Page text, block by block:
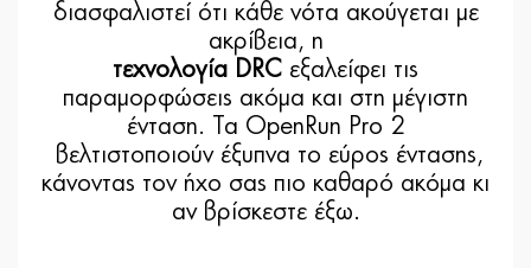
διασφαλιστεί ότι κάθε νότα ακούγεται με
ακρίβεια, η
τεχνολογία DRC εξαλείφει τις
παραμορφώσεις ακόμα και στη μέγιστη
ένταση. Τα OpenRun Pro 2
βελτιστοποιούν έξυπνα το εύρος έντασης,
κάνοντας τον ήχο σας πιο καθαρό ακόμα κι
αν βρίσκεστε έξω.